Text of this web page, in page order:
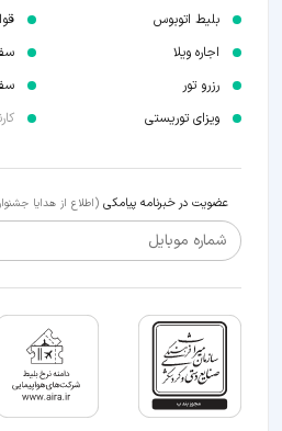
بلیط اتوبوس
اجاره ویلا
رزرو تور
ویزای توریستی
عضویت در خبرنامه پیامکی (اطلاع از هدایا
شماره موبایل